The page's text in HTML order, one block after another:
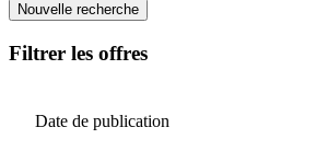
Nouvelle recherche
Filtrer les offres
Date de publication